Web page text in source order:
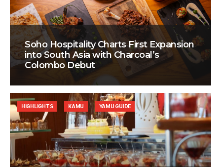
Soho Hospitality Charts First Expansion
into South Asia with Charcoal’s
Colombo Debut
HIGHLIGHTS KAMU YAMU GUIDE